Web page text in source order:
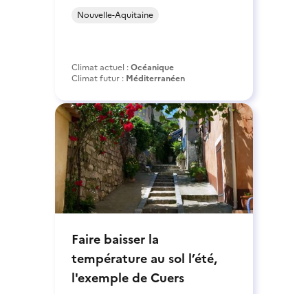
Nouvelle-Aquitaine
Climat actuel :Océanique
Climat futur : Méditerranéen
Faire baisser la
température au sol l’été,
l'exemple de Cuers